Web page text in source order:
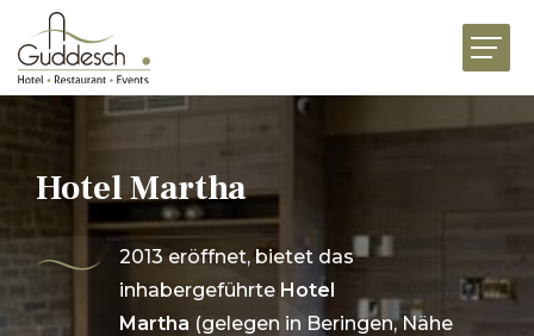
RESTAURANTS
EVENTS
BUSINESS
FEIERN
Hotel Martha
2013 eröffnet, bietet das
inhabergeführte Hotel
Martha (gelegen in Beringen, Nähe